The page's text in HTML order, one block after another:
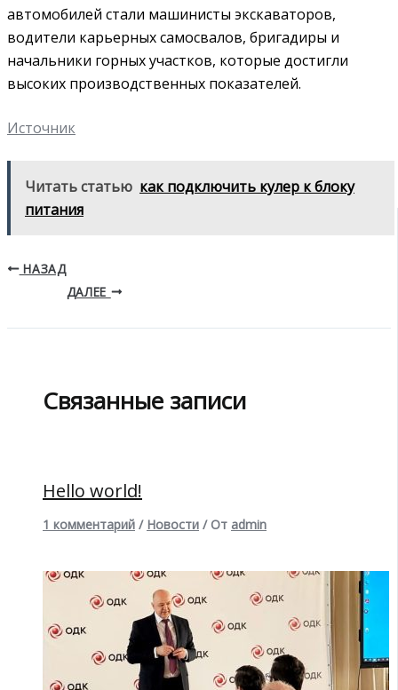
автомобилей стали машинисты экскаваторов,
водители карьерных самосвалов, бригадиры и
начальники горных участков, которые достигли
высоких производственных показателей.
Источник
Читать статью как подключить кулер к блоку
питания
НАЗАД
ДАЛЕЕ
Связанные записи
Hello world!
1 комментарий / Новости / От admin